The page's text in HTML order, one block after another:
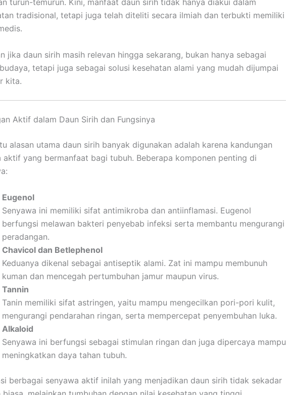
turun-temurun. Kini, manfaat daun sirih tidak hanya diakui dalam
tradisional, tetapi juga telah diteliti secara ilmiah dan terbukti memiliki
jika daun sirih masih relevan hingga sekarang, bukan hanya sebagai
tetapi juga sebagai solusi kesehatan alami yang mudah dijumpai
kita.
Aktif dalam Daun Sirih dan Fungsinya
alasan utama daun sirih banyak digunakan adalah karena kandungan
aktif yang bermanfaat bagi tubuh. Beberapa komponen penting di
Eugenol
Senyawa ini memiliki sifat antimikroba dan antiinflamasi. Eugenol
berfungsi melawan bakteri penyebab infeksi serta membantu mengurangi
peradangan.
Chavicol dan Betlephenol
Keduanya dikenal sebagai antiseptik alami. Zat ini mampu membunuh
kuman dan mencegah pertumbuhan jamur maupun virus.
Tannin
Tanin memiliki sifat astringen, yaitu mampu mengecilkan pori-pori kulit,
mengurangi pendarahan ringan, serta mempercepat penyembuhan luka.
Alkaloid
Senyawa ini berfungsi sebagai stimulan ringan dan juga dipercaya mampu
meningkatkan daya tahan tubuh.
berbagai senyawa aktif inilah yang menjadikan daun sirih tidak sekadar